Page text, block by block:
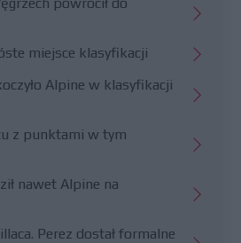
miejsce klasyfikacji
Alpine w klasyfikacji
z punktami w tym
nawet Alpine na
Perez dostał formalne